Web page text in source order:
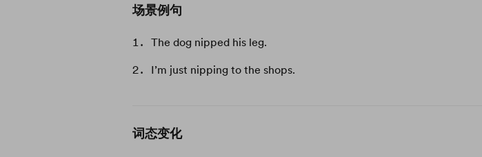
场景例句
The dog nipped his leg.
I’m just nipping to the shops.
词态变化